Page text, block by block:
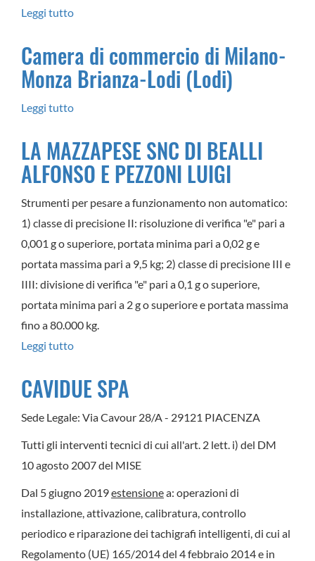
Leggi tutto
MAZZAPESE
SNC
E
C.
Camera di commercio di Milano-
Monza Brianza-Lodi (Lodi)
Leggi tutto
di
commercio
Milano-
Monza
Brianza-
Lodi
(Lodi)
LA MAZZAPESE SNC DI BEALLI
ALFONSO E PEZZONI LUIGI
Strumenti per pesare a funzionamento non automatico:
1) classe di precisione II: risoluzione di verifica "e" pari a
0,001 g o superiore, portata minima pari a 0,02 g e
portata massima pari a 9,5 kg; 2) classe di precisione III e
IIII: divisione di verifica "e" pari a 0,1 g o superiore,
portata minima pari a 2 g o superiore e portata massima
fino a 80.000 kg.
Leggi tutto
MAZZAPESE
BEALLI
ALFONSO
E
PEZZONI
LUIGI
CAVIDUE SPA
Sede Legale: Via Cavour 28/A - 29121 PIACENZA
Tutti gli interventi tecnici di cui all'art. 2 lett. i) del DM
10 agosto 2007 del MISE
Dal 5 giugno 2019estensionea: operazioni di
installazione, attivazione, calibratura, controllo
periodico e riparazione dei tachigrafi intelligenti, di cui al
Regolamento (UE) 165/2014 del 4 febbraio 2014 e in